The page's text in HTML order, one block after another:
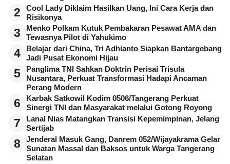
2
Cool Lady Diklaim Hasilkan Uang, Ini Cara Kerja dan
Risikonya
3
Menko Polkam Kutuk Pembakaran Pesawat AMA dan
Tewasnya Pilot di Yahukimo
4
Belajar dari China, Tri Adhianto Siapkan Bantargebang
Jadi Pusat Ekonomi Hijau
5
Panglima TNI Sahkan Doktrin Perisai Trisula
Nusantara, Perkuat Transformasi Hadapi Ancaman
Perang Modern
6
Karbak Satkowil Kodim 0506/Tangerang Perkuat
Sinergi TNI dan Masyarakat melalui Gotong Royong
7
Lanal Nias Matangkan Transisi Kepemimpinan, Jelang
Sertijab
8
Jenderal Masuk Gang, Danrem 052/Wijayakrama Gelar
Sunatan Massal dan Baksos untuk Warga Tangerang
Selatan